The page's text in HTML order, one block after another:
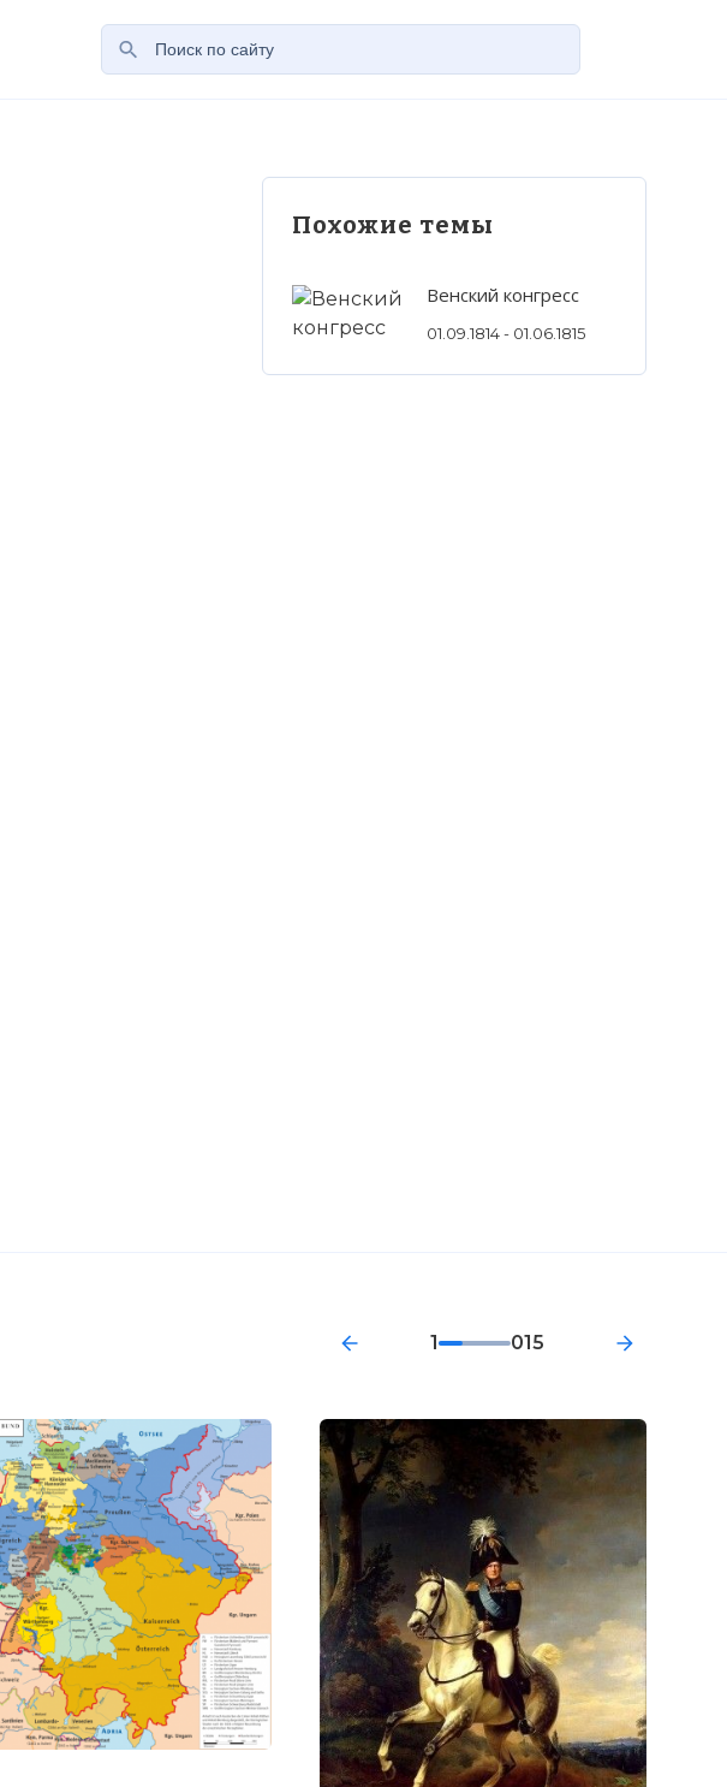
Похожие темы
Венский конгресс
01.09.1814 - 01.06.1815
1 015